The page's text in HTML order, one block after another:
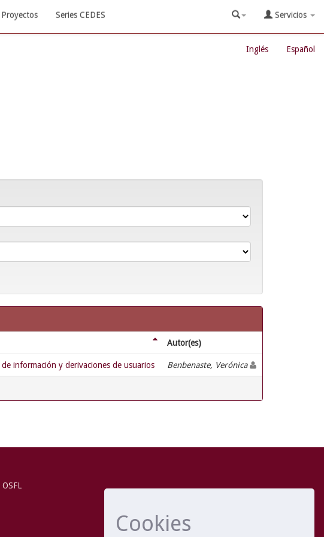
Cookies
Proyectos Series CEDES Servicios
Inglés Español
Autor(es)
información y derivaciones de usuarios Benbenaste, Verónica